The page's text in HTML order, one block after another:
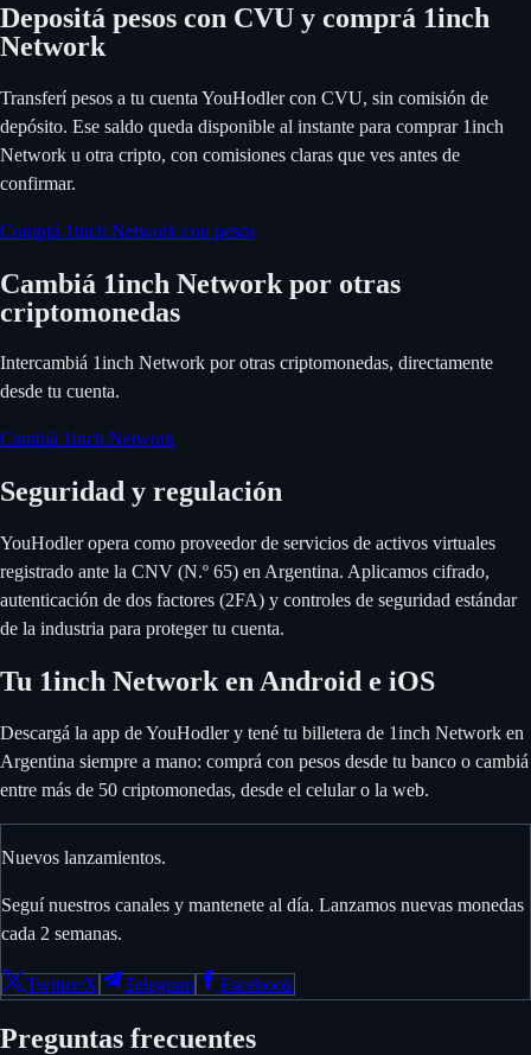
Depositá pesos con CVU y comprá 1inch
Network
Transferí pesos a tu cuenta YouHodler con CVU, sin comisión de
depósito. Ese saldo queda disponible al instante para comprar 1inch
Network u otra cripto, con comisiones claras que ves antes de
confirmar.
Comprá 1inch Network con pesos
Cambiá 1inch Network por otras
criptomonedas
Intercambiá 1inch Network por otras criptomonedas, directamente
desde tu cuenta.
Cambiá 1inch Network
Seguridad y regulación
YouHodler opera como proveedor de servicios de activos virtuales
registrado ante la CNV (N.º 65) en Argentina. Aplicamos cifrado,
autenticación de dos factores (2FA) y controles de seguridad estándar
de la industria para proteger tu cuenta.
Tu 1inch Network en Android e iOS
Descargá la app de YouHodler y tené tu billetera de 1inch Network en
Argentina siempre a mano: comprá con pesos desde tu banco o cambiá
entre más de 50 criptomonedas, desde el celular o la web.
Nuevos lanzamientos.
Seguí nuestros canales y mantenete al día. Lanzamos nuevas monedas
cada 2 semanas.
Twitter/X Telegram Facebook
Preguntas frecuentes